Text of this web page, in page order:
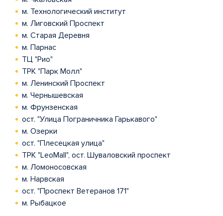
м. Технологический институт
м. Лиговский Проспект
м. Старая Деревня
м. Парнас
ТЦ "Рио"
ТРК "Парк Молл"
м. Ленинский Проспект
м. Чернышевская
м. Фрунзенская
ост. "Улица Пограничника Гарькавого"
м. Озерки
ост. "Плесецкая улица"
ТРК "LeoMall", ост. Шуваловский проспект
м. Ломоносовская
м. Нарвская
ост. "Проспект Ветеранов 171"
м. Рыбацкое